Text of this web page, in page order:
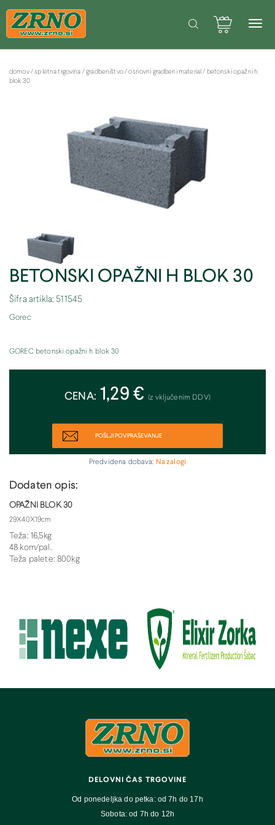
POTREBUJETE POMOČ PRI SPLETNEM NAKUPU? Pišite na: info@zrno.si
domov /spletna trgovina /gradbeništvo/osnovni gradbeni material/ betonski opažni h
blok 30
BETONSKI OPAŽNI H BLOK 30
Šifra artikla: 511545
Gorec
GOREC betonski opažni h blok 30
CENA: 1,29 €(z vključenim DDV)
POŠLJI POVPRAŠEVANJE
Predvidena dobava: Na zalogi
Dodaten opis:
OPAŽNI BLOK 30
29X40X19cm
Teža: 16,5kg
48 kom/pal.
Teža palete: 800kg
DELOVNI ČAS TRGOVINE
Od ponedeljka do petka: od 7h do 17h
Sobota: od 7h do 12h